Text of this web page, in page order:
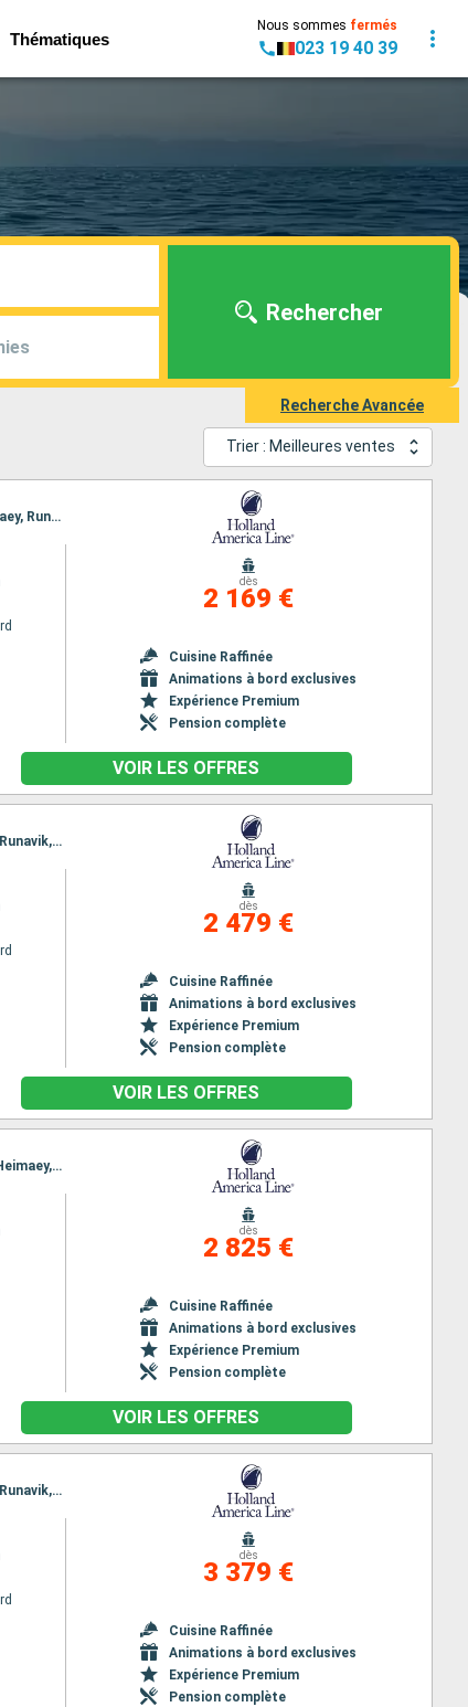
Thématiques
Nous sommes fermés
023 19 40 39
Rechercher
Recherche Avancée
Trier : Meilleures ventes
Itinéraire : Amsterdam, Lerwick, Seydisfjordhur, Akureyri, Isafjordhur, Reykjavik, Grundarfjordur, Heimaey, Runavik, Kirkwall, Amsterdam
dès
2 169 €
Cuisine Raffinée
Animations à bord exclusives
Expérience Premium
Pension complète
VOIR LES OFFRES
Itinéraire : Amsterdam, Kirkwall, Djupivogur, Akureyri, Isafjordhur, Grundarfjordur, Reykjavik, Heimaey, Runavik, Lerwick, Amsterdam
dès
2 479 €
Cuisine Raffinée
Animations à bord exclusives
Expérience Premium
Pension complète
VOIR LES OFFRES
Itinéraire : Amsterdam, Invergordon, Seydisfjordhur, Akureyri, Isafjordhur, Reykjavik, Grundarfjordur, Heimaey, Runavik, Lerwick, Amsterdam
dès
2 825 €
Cuisine Raffinée
Animations à bord exclusives
Expérience Premium
Pension complète
VOIR LES OFFRES
Itinéraire : Amsterdam, Kirkwall, Djupivogur, Akureyri, Isafjordhur, Grundarfjordur, Reykjavik, Heimaey, Runavik, Lerwick, Amsterdam, Eidfjord, Alesund, Olden, Sandnes, Amsterdam
dès
3 379 €
Cuisine Raffinée
Animations à bord exclusives
Expérience Premium
Pension complète